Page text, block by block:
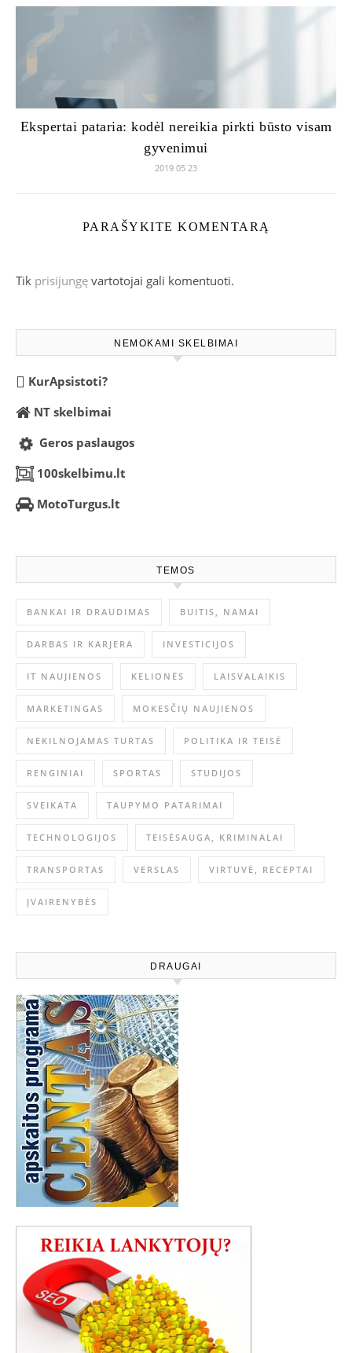
Ekspertai pataria: kodėl nereikia pirkti būsto visam
gyvenimui
2019 05 23
PARAŠYKITE KOMENTARĄ
Tik prisijungę vartotojai gali komentuoti.
NEMOKAMI SKELBIMAI
KurApsistoti?
NT skelbimai
Geros paslaugos
100skelbimu.lt
MotoTurgus.lt
TEMOS
BANKAI IR DRAUDIMAS BUITIS, NAMAI
DARBAS IR KARJERA INVESTICIJOS
IT NAUJIENOS KELIONĖS LAISVALAIKIS
MARKETINGAS MOKESČIŲ NAUJIENOS
NEKILNOJAMAS TURTAS POLITIKA IR TEISĖ
RENGINIAI SPORTAS STUDIJOS
SVEIKATA TAUPYMO PATARIMAI
TECHNOLOGIJOS TEISĖSAUGA, KRIMINALAI
TRANSPORTAS VERSLAS VIRTUVĖ, RECEPTAI
ĮVAIRENYBĖS
DRAUGAI